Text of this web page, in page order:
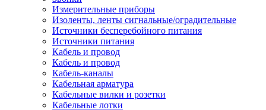
Измерительные приборы
Изоленты, ленты сигнальные/оградительные
Источники бесперебойного питания
Источники питания
Кабель и провод
Кабель и провод
Кабель-каналы
Кабельная арматура
Кабельные вилки и розетки
Кабельные лотки